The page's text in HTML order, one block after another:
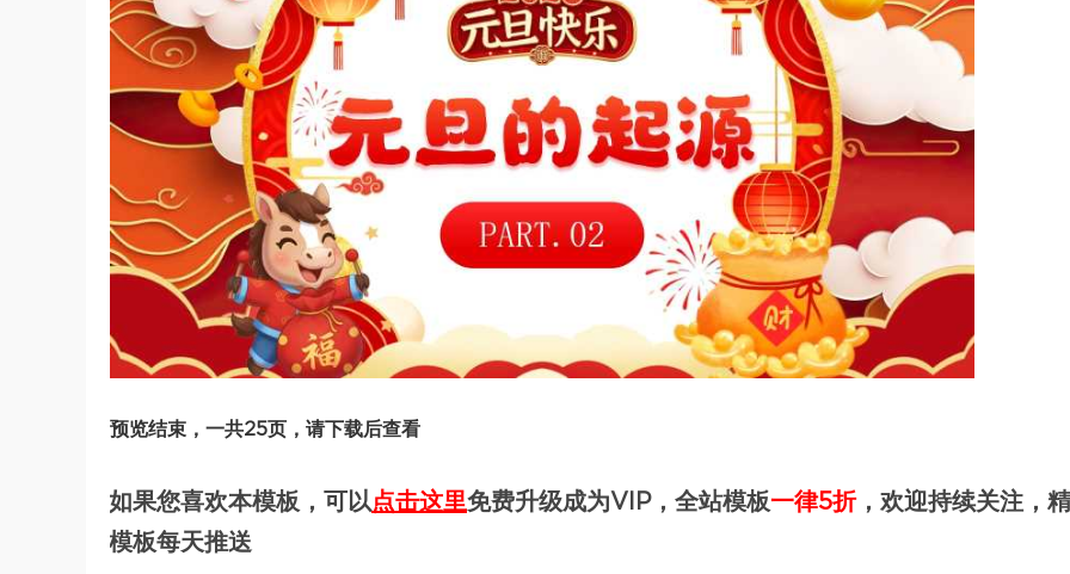
预览结束，一共25页，请下载后查看
如果您喜欢本模板，可以点击这里免费升级成为VIP，全站模板一律5折，欢迎持续关注，
模板每天推送